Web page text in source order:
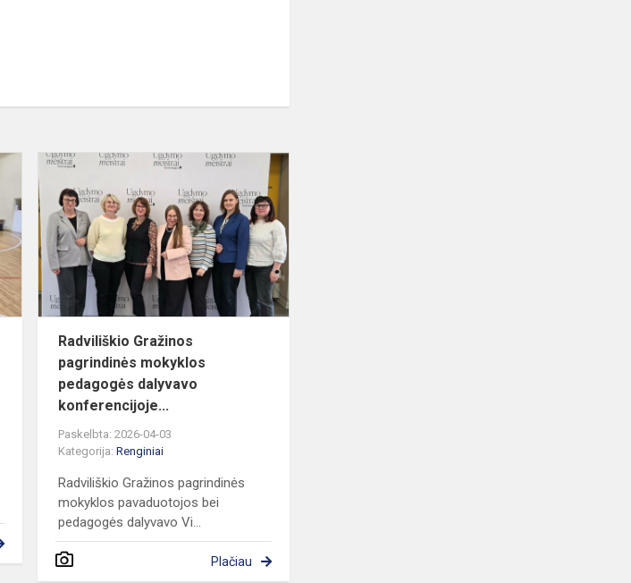
Draugiškos
krepšinio
varžybos
Radviliškio
Radviliškio Gražinos
pagrindinės mokyklos
pedagogės dalyvavo
konferencijoje...
Paskelbta: 2026-04-03
Kategorija:Renginiai
Radviliškio Gražinos pagrindinės
mokyklos pavaduotojos bei
pedagogės dalyvavo Vi...
Plačiau